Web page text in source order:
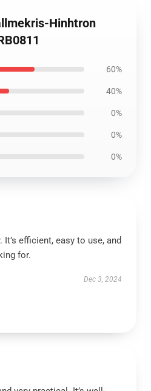
Hinhtron
60%
40%
0%
0%
0%
efficient, easy to use, and
for.
Dec 3, 2024